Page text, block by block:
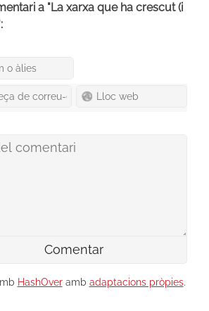
a "La xarxa que ha crescut (i
HashOveramb adaptacions pròpies.